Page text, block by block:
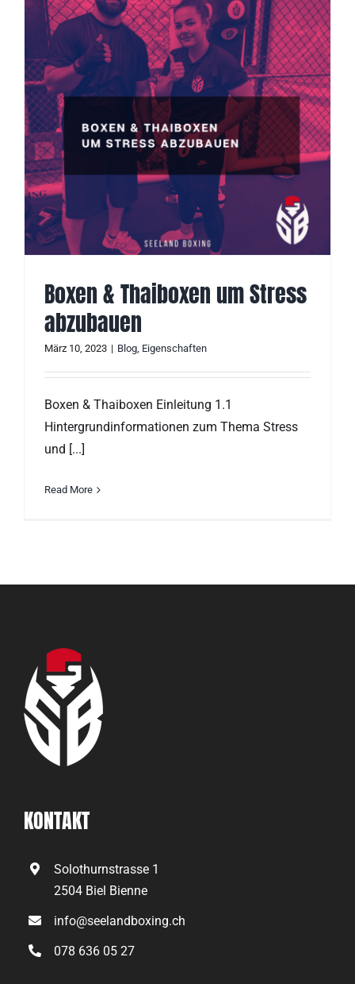
Boxen & Thaiboxen um Stress
abzubauen
März 10, 2023 | Blog, Eigenschaften
Boxen & Thaiboxen Einleitung 1.1
Hintergrundinformationen zum Thema Stress
und [...]
Read More
KONTAKT
Solothurnstrasse 1
2504 Biel Bienne
info@seelandboxing.ch
078 636 05 27